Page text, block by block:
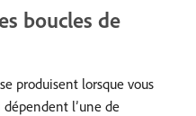
boucles de
produisent lorsque vous
l’une de